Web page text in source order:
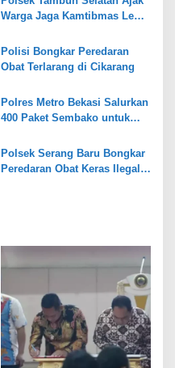
Warga Jaga Kamtibmas Lewat
Polisi Bongkar Peredaran
Obat Terlarang di Cikarang
Polres Metro Bekasi Salurkan
400 Paket Sembako untuk
di Hari Kartini
Polsek Serang Baru Bongkar
Peredaran Obat Keras Ilegal,